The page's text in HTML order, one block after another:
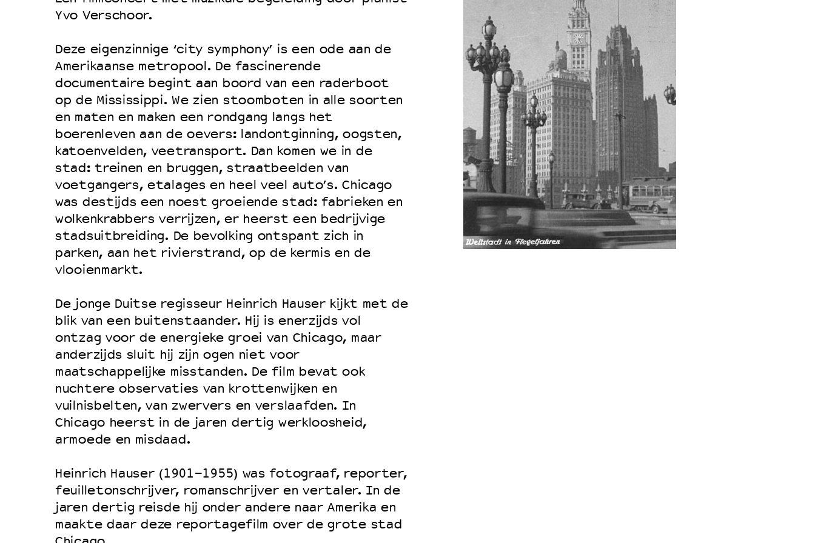
Speciale educatieprogramma’s
OVER LANTARENVENSTER
Wat we doen
Werken bij
Wie is wie
Word vriend
Historie
Partners
Huisregels
Privacyverklaring
Integriteits- en gedragscode
Culturele boycot Israël
Ruimte voor artistieke vrijheid – VNPF
Yvo Verschoor.
Deze eigenzinnige ‘city symphony’ is een ode aan de
Amerikaanse metropool. De fascinerende
documentaire begint aan boord van een raderboot
op de Mississippi. We zien stoomboten in alle soorten
en maten en maken een rondgang langs het
boerenleven aan de oevers: landontginning, oogsten,
katoenvelden, veetransport. Dan komen we in de
stad: treinen en bruggen, straatbeelden van
voetgangers, etalages en heel veel auto’s. Chicago
was destijds een noest groeiende stad: fabrieken en
wolkenkrabbers verrijzen, er heerst een bedrijvige
stadsuitbreiding. De bevolking ontspant zich in
parken, aan het rivierstrand, op de kermis en de
vlooienmarkt.
De jonge Duitse regisseur Heinrich Hauser kijkt met de
blik van een buitenstaander. Hij is enerzijds vol
ontzag voor de energieke groei van Chicago, maar
anderzijds sluit hij zijn ogen niet voor
maatschappelijke misstanden. De film bevat ook
nuchtere observaties van krottenwijken en
vuilnisbelten, van zwervers en verslaafden. In
Chicago heerst in de jaren dertig werkloosheid,
armoede en misdaad.
Heinrich Hauser (1901-1955) was fotograaf, reporter,
feuilletonschrijver, romanschrijver en vertaler. In de
jaren dertig reisde hij onder andere naar Amerika en
maakte daar deze reportagefilm over de grote stad